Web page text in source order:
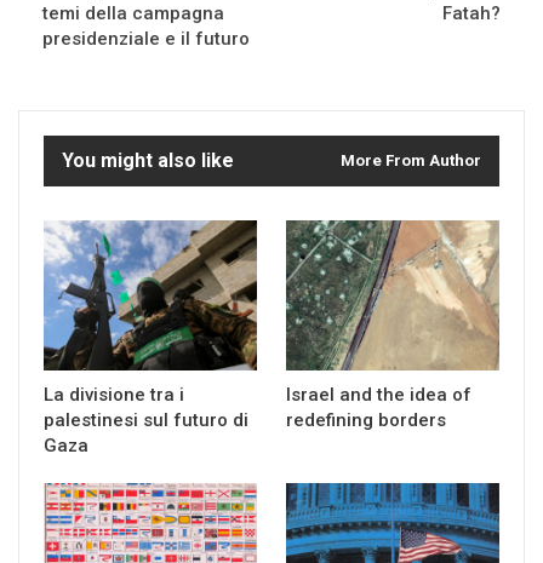
temi della campagna
presidenziale e il futuro
Fatah?
You might also like More From Author
La divisione tra i
palestinesi sul futuro di
Gaza
Israel and the idea of
redefining borders